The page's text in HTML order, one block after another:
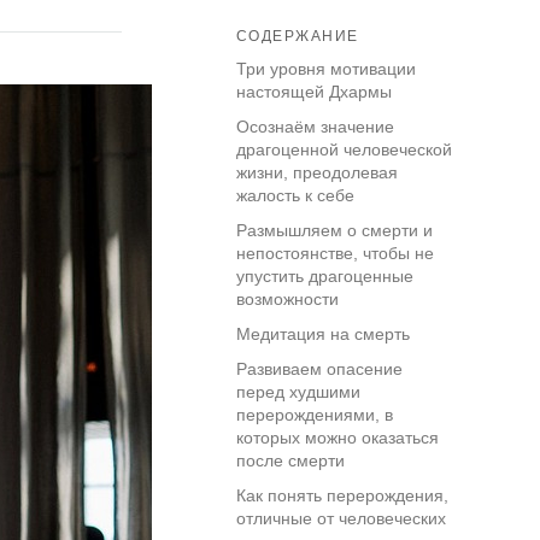
СОДЕРЖАНИЕ
Три уровня мотивации
настоящей Дхармы
Осознаём значение
драгоценной человеческой
жизни, преодолевая
жалость к себе
Размышляем о смерти и
непостоянстве, чтобы не
упустить драгоценные
возможности
Медитация на смерть
Развиваем опасение
перед худшими
перерождениями, в
которых можно оказаться
после смерти
Как понять перерождения,
отличные от человеческих